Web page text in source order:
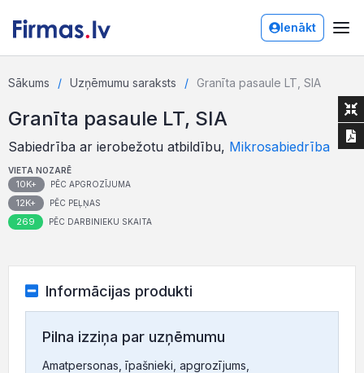
Ienākt
Sākums Uzņēmumu saraksts Granīta pasaule LT, SIA
Granīta pasaule LT, SIA
Sabiedrība ar ierobežotu atbildību, Mikrosabiedrība
VIETA NOZARĒ
10K+ PĒC APGROZĪJUMA
12K+ PĒC PEĻŅAS
269 PĒC DARBINIEKU SKAITA
Informācijas produkti
Pilna izziņa par uzņēmumu
Amatpersonas, īpašnieki, apgrozījums,